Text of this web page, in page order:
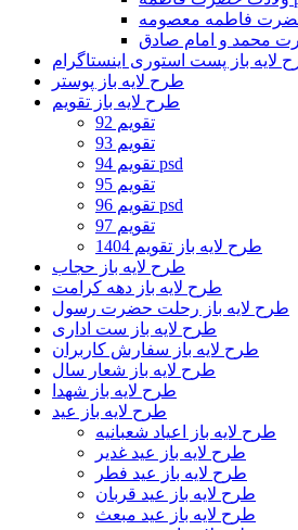
فاطمه معصومه
محمد و امام صادق
لایه باز پست استوری اینستاگرام
طرح لایه باز پوستر
طرح لایه باز تقویم
تقویم 92
تقویم 93
تقویم 94 psd
تقویم 95
تقویم 96 psd
تقویم 97
طرح لایه باز تقویم 1404
طرح لایه باز حجاب
طرح لایه باز دهه کرامت
طرح لایه باز رحلت حضرت رسول
طرح لایه باز ست اداری
طرح لایه باز سفارش کاربران
طرح لایه باز شعار سال
طرح لایه باز شهدا
طرح لایه باز عید
طرح لایه باز اعیاد شعبانیه
طرح لایه باز عید غدیر
طرح لایه باز عید فطر
طرح لایه باز عید قربان
طرح لایه باز عید مبعث